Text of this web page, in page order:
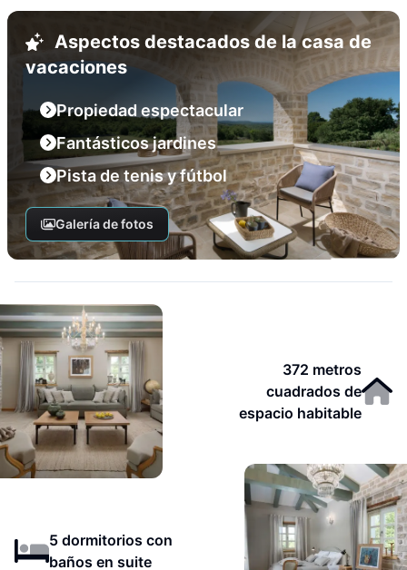
Aspectos destacados de la casa de
vacaciones
Propiedad espectacular
Fantásticos jardines
Pista de tenis y fútbol
Galería de fotos
372 metros
cuadrados de
espacio habitable
5 dormitorios con
baños en suite